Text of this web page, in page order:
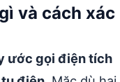
và cách xác
ước gọi điện tích